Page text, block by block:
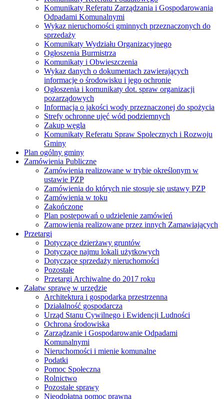
Komunikaty Referatu Zarządzania i Gospodarowania
Odpadami Komunalnymi
Wykaz nieruchomości gminnych przeznaczonych do
sprzedaży
Komunikaty Wydziału Organizacyjnego
Ogłoszenia Burmistrza
Komunikaty i Obwieszczenia
Wykaz danych o dokumentach zawierających
informacje o środowisku i jego ochronie
Ogłoszenia i komunikaty dot. spraw organizacji
pozarządowych
Informacja o jakości wody przeznaczonej do spożycia
Strefy ochronne ujęć wód podziemnych
Zakup węgla
Komunikaty Referatu Spraw Spolecznych i Rozwoju
Gminy
Plan ogólny gminy
Zamówienia Publiczne
Zamówienia realizowane w trybie określonym w
ustawie PZP
Zamówienia do których nie stosuje się ustawy PZP
Zamówienia w toku
Zakończone
Plan postępowań o udzielenie zamówień
Zamowienia realizowane przez innych Zamawiających
Przetargi
Dotyczące dzierżawy gruntów
Dotyczące najmu lokali użytkowych
Dotyczące sprzedaży nieruchomości
Pozostałe
Przetargi Archiwalne do 2017 roku
Załatw sprawę w urzędzie
Architektura i gospodarka przestrzenna
Działalność gospodarcza
Urząd Stanu Cywilnego i Ewidencji Ludności
Ochrona środowiska
Zarządzanie i Gospodarowanie Odpadami
Komunalnymi
Nieruchomości i mienie komunalne
Podatki
Pomoc Społeczna
Rolnictwo
Pozostałe sprawy
Nieodpłatna pomoc prawna